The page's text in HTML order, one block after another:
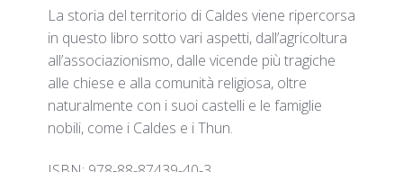
La storia del territorio di Caldes viene ripercorsa
in questo libro sotto vari aspetti, dall’agricoltura
all’associazionismo, dalle vicende più tragiche
alle chiese e alla comunità religiosa, oltre
naturalmente con i suoi castelli e le famiglie
nobili, come i Caldes e i Thun.